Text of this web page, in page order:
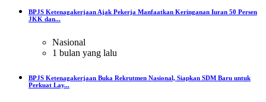
BPJS Ketenagakerjaan Ajak Pekerja Manfaatkan Keringanan Iuran 50 Persen
JKK dan...
Nasional
1 bulan yang lalu
BPJS Ketenagakerjaan Buka Rekrutmen Nasional, Siapkan SDM Baru untuk
Perkuat Lay...